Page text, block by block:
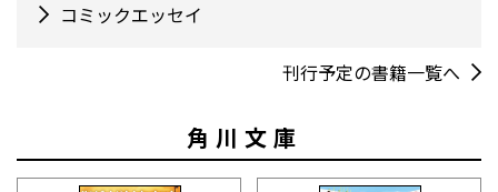
コミックエッセイ
刊行予定の書籍一覧へ
角川文庫